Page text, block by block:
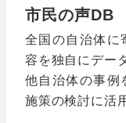
市民の声DB
全国の自治体に
容を独自にデー
他自治体の事例
施策の検討に活